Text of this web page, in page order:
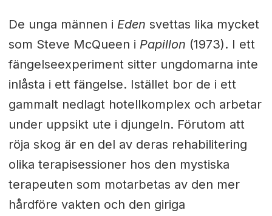
De unga männen i Eden svettas lika mycket
som Steve McQueen i Papillon (1973). I ett
fängelseexperiment sitter ungdomarna inte
inlåsta i ett fängelse. Istället bor de i ett
gammalt nedlagt hotellkomplex och arbetar
under uppsikt ute i djungeln. Förutom att
röja skog är en del av deras rehabilitering
olika terapisessioner hos den mystiska
terapeuten som motarbetas av den mer
hårdföre vakten och den giriga